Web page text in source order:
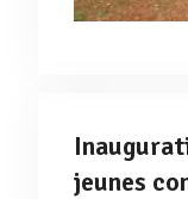
jeunes